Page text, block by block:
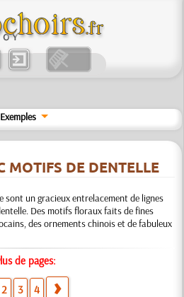
Exemples
MOTIFS DE DENTELLE
sont un gracieux entrelacement de lignes
Des motifs floraux faits de fines
des ornements chinois et de fabuleux
de pages:
2 3 4